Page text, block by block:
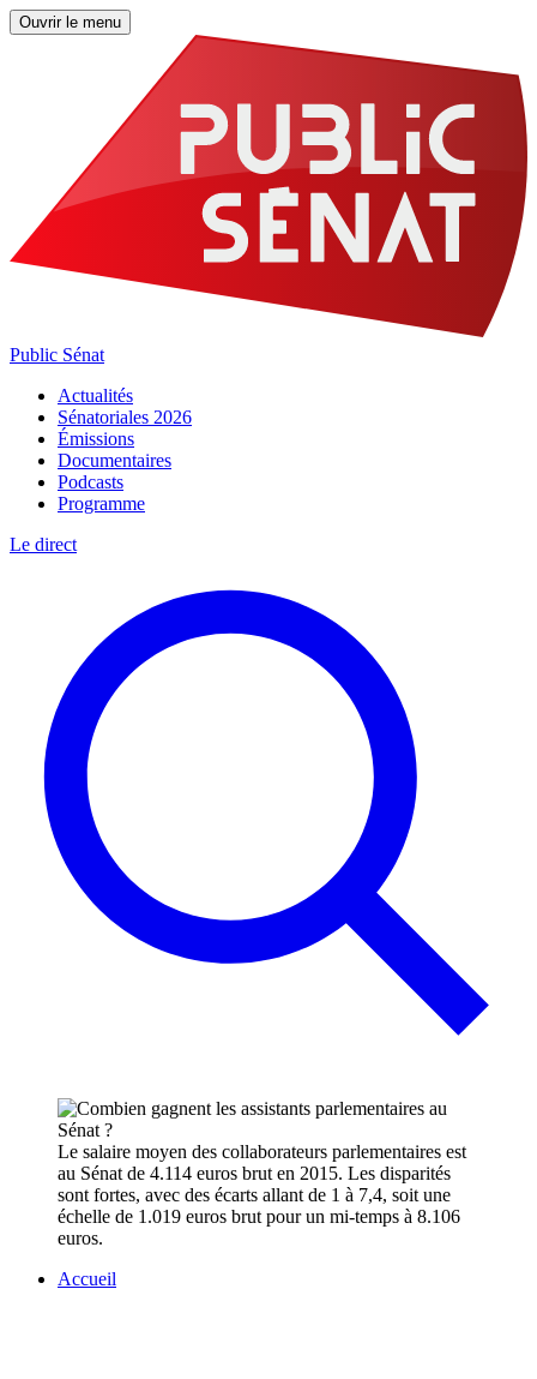
Ouvrir le menu
Public Sénat
Actualités
Sénatoriales 2026
Émissions
Documentaires
Podcasts
Programme
Le direct
Le salaire moyen des collaborateurs parlementaires est
au Sénat de 4.114 euros brut en 2015. Les disparités
sont fortes, avec des écarts allant de 1 à 7,4, soit une
échelle de 1.019 euros brut pour un mi-temps à 8.106
euros.
Accueil